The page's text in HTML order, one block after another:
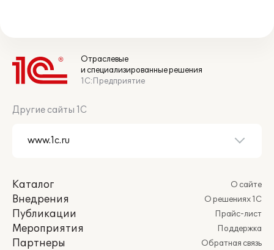
Отраслевые
и специализированные решения
1С:Предприятие
Другие сайты 1С
Каталог
Внедрения
Публикации
Мероприятия
Партнеры
О сайте
О решениях 1С
Прайс-лист
Поддержка
Обратная связь